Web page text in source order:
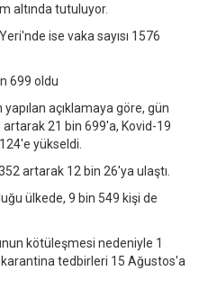
altında tutuluyor.
ise vaka sayısı 1576
699 oldu
yapılan açıklamaya göre, gün
artarak 21 bin 699'a, Kovid-19
yükseldi.
artarak 12 bin 26'ya ulaştı.
ülkede, 9 bin 549 kişi de
kötüleşmesi nedeniyle 1
tedbirleri 15 Ağustos'a